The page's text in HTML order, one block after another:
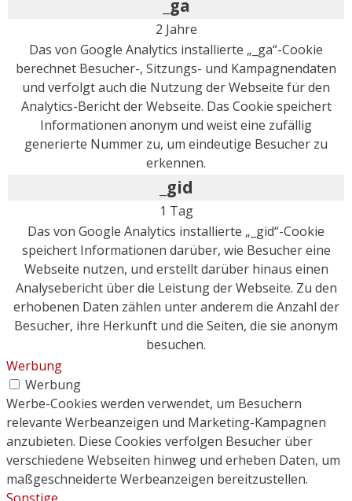
_ga
2 Jahre
Das von Google Analytics installierte „_ga“-Cookie
berechnet Besucher-, Sitzungs- und Kampagnendaten
und verfolgt auch die Nutzung der Webseite für den
Analytics-Bericht der Webseite. Das Cookie speichert
Informationen anonym und weist eine zufällig
generierte Nummer zu, um eindeutige Besucher zu
erkennen.
_gid
1 Tag
Das von Google Analytics installierte „_gid“-Cookie
speichert Informationen darüber, wie Besucher eine
Webseite nutzen, und erstellt darüber hinaus einen
Analysebericht über die Leistung der Webseite. Zu den
erhobenen Daten zählen unter anderem die Anzahl der
Besucher, ihre Herkunft und die Seiten, die sie anonym
besuchen.
Werbung
Werbung
Werbe-Cookies werden verwendet, um Besuchern
relevante Werbeanzeigen und Marketing-Kampagnen
anzubieten. Diese Cookies verfolgen Besucher über
verschiedene Webseiten hinweg und erheben Daten, um
maßgeschneiderte Werbeanzeigen bereitzustellen.